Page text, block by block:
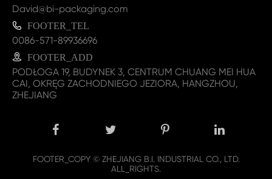
David@bi-packaging.com
 FOOTER_TEL
0086-571-89936696
 FOOTER_ADD
PODŁOGA 19, BUDYNEK 3, CENTRUM CHUANG MEI HUA
CAI, OKRĘG ZACHODNIEGO JEZIORA, HANGZHOU,
ZHEJIANG
FOOTER_COPY © ZHEJIANG B.I. INDUSTRIAL CO., LTD.
ALL_RIGHTS.